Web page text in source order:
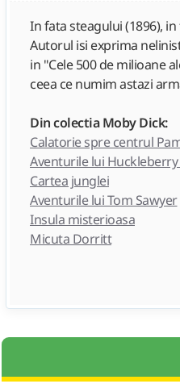
In fata steagului (1896),
Autorul isi exprima
in "Cele 500 de milioane
ceea ce numim astazi
Din colectia Moby Dick:
Calatorie spre centrul
Aventurile lui Huckleberry
Cartea junglei
Aventurile lui Tom Sawyer
Insula misterioasa
Micuta Dorritt